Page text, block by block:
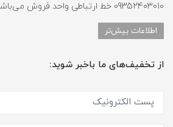
09352403010 خط ارتباطی واحد فروش می‌باشد.
اطلاعات بیش‌تر
از تخفیف‌های ما باخبر شوید: